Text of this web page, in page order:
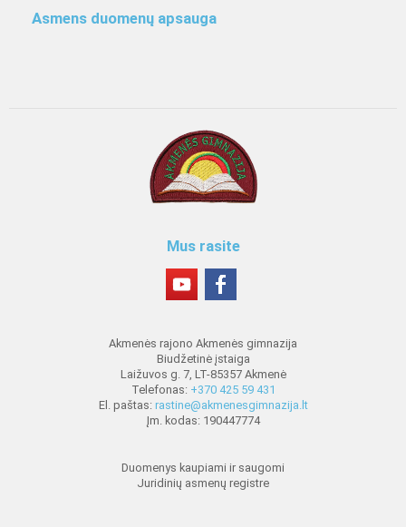
Asmens duomenų apsauga
Mus rasite
Akmenės rajono Akmenės gimnazija
Biudžetinė įstaiga
Laižuvos g. 7, LT-85357 Akmenė
Telefonas: +370 425 59 431
El. paštas: rastine@akmenesgimnazija.lt
Įm. kodas: 190447774
Duomenys kaupiami ir saugomi
Juridinių asmenų registre